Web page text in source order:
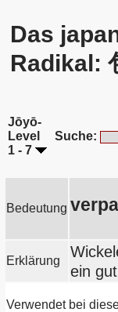
Das
Radikal:
Jōyō-
Level
1 - 7
Suche:
Bedeutung
Erklärung
ein
Verwendet bei